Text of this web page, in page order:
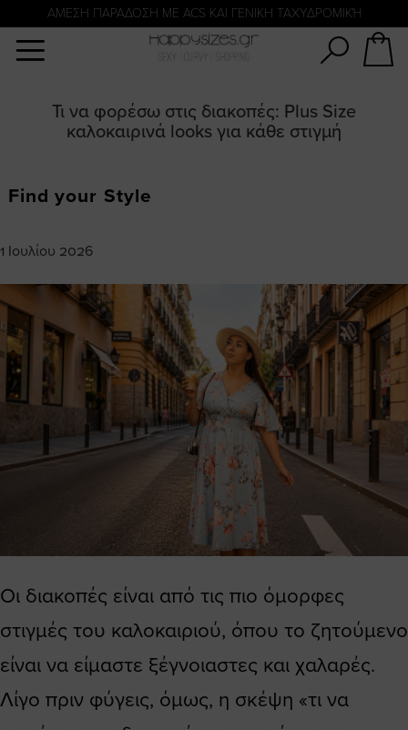
ΑΜΕΣΗ ΠΑΡΑΔΟΣΗ ΜΕ ACS ΚΑΙ ΓΕΝΙΚΗ ΤΑΧΥΔΡΟΜΙΚΉ
Τι να φορέσω στις διακοπές: Plus Size
καλοκαιρινά looks για κάθε στιγμή
Find your Style
1 Ιουλίου 2026
Οι διακοπές είναι από τις πιο όμορφες
στιγμές του καλοκαιριού, όπου το ζητούμενο
είναι να είμαστε ξέγνοιαστες και χαλαρές.
Λίγο πριν φύγεις, όμως, η σκέψη «τι να
Αναζήτηση